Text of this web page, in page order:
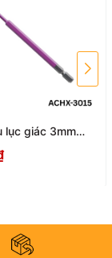
lục giác 3mm